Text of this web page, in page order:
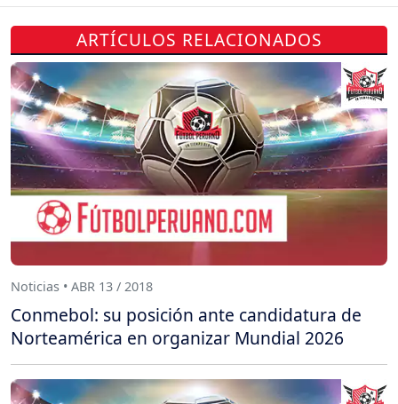
ARTÍCULOS RELACIONADOS
Noticias • ABR 13 / 2018
Conmebol: su posición ante candidatura de
Norteamérica en organizar Mundial 2026